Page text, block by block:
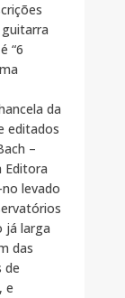
“6
da
editados
–
Editora
levado
já larga
das
de
e